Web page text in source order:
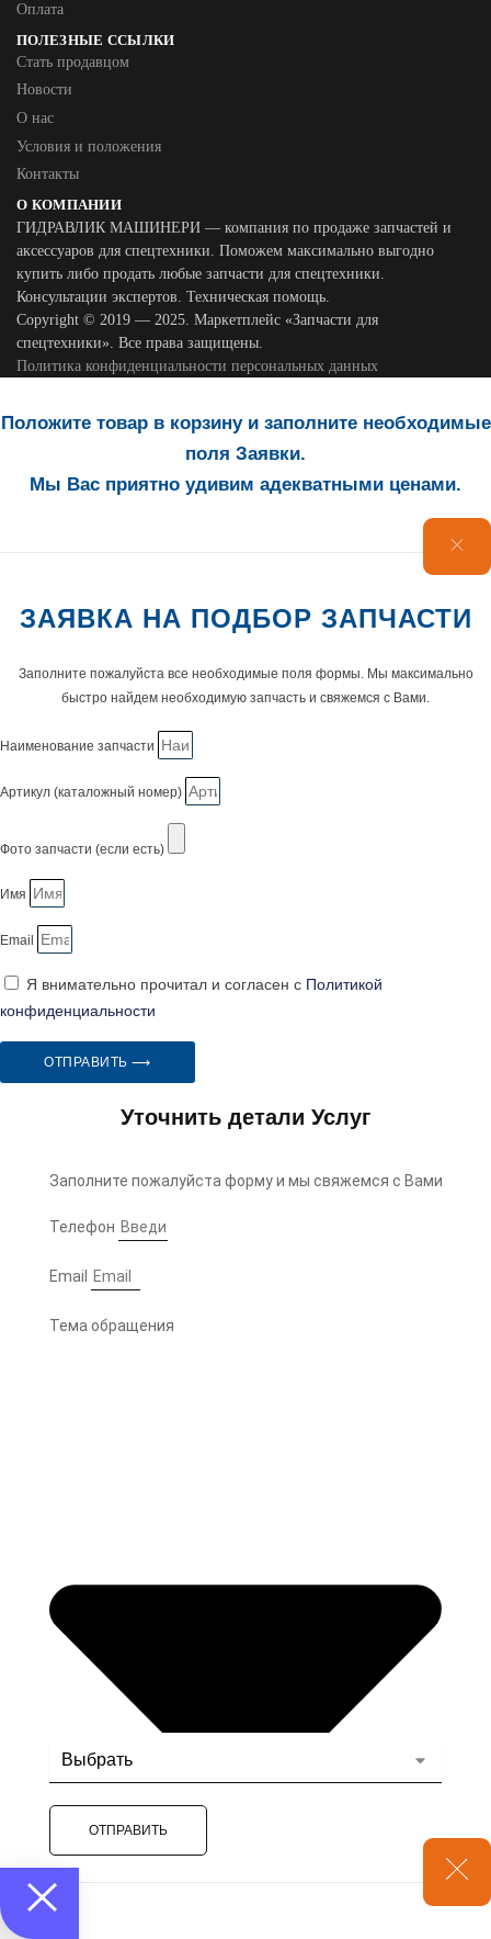
Оплата
ПОЛЕЗНЫЕ ССЫЛКИ
Стать продавцом
Новости
О нас
Условия и положения
Контакты
О КОМПАНИИ
ГИДРАВЛИК МАШИНЕРИ — компания по продаже запчастей и
аксессуаров для спецтехники. Поможем максимально выгодно
купить либо продать любые запчасти для спецтехники.
Консультации экспертов. Техническая помощь.
Copyright © 2019 — 2025. Маркетплейс «Запчасти для
спецтехники». Все права защищены.
Политика конфиденциальности персональных данных
Положите товар в корзину и заполните необходимые
поля Заявки.
Мы Вас приятно удивим адекватными ценами.
ЗАЯВКА НА ПОДБОР ЗАПЧАСТИ
Заполните пожалуйста все необходимые поля формы. Мы максимально
быстро найдем необходимую запчасть и свяжемся с Вами.
Наименование запчасти
Артикул (каталожный номер)
Фото запчасти (если есть)
Имя
Email
Я внимательно прочитал и согласен с Политикой
конфиденциальности
ОТПРАВИТЬ ⟶
Уточнить детали Услуг
Заполните пожалуйста форму и мы свяжемся с Вами
Телефон
Email
Тема обращения
ОТПРАВИТЬ